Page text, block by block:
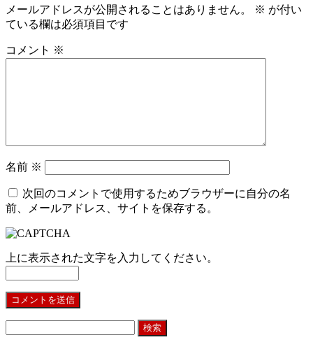
メールアドレスが公開されることはありません。 ※ が付い
ている欄は必須項目です
コメント ※
名前 ※
次回のコメントで使用するためブラウザーに自分の名
前、メールアドレス、サイトを保存する。
上に表示された文字を入力してください。